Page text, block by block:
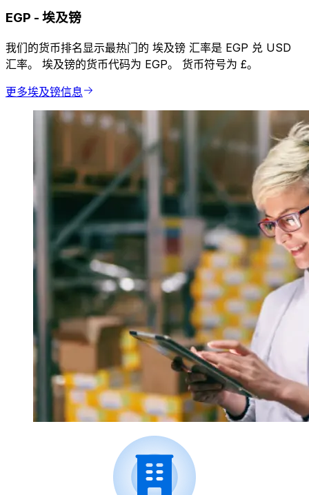
EGP - 埃及镑
我们的货币排名显示最热门的 埃及镑 汇率是 EGP 兑 USD
汇率。 埃及镑的货币代码为 EGP。 货币符号为 £。
更多埃及镑信息